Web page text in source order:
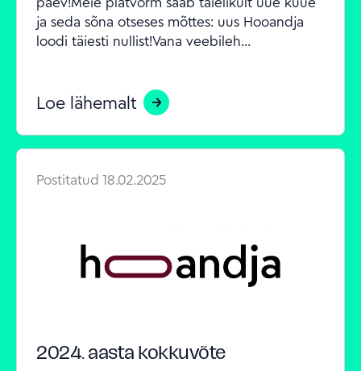
ja seda sõna otseses mõttes: uus Hooandja
loodi täiesti nullist!Vana veebileh...
Loe lähemalt
Postitatud 18.02.2025
2024. aasta kokkuvõte